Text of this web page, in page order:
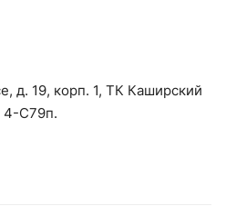
д. 19, корп. 1, ТК Каширский
4-C79п.